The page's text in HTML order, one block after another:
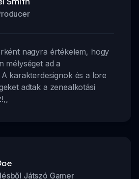
nagyra értékelem, hogy
mélységet ad a
karakterdesignok és a lore
adtak a zenealkotási
,,
Játszó Gamer